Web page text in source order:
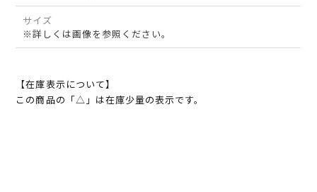
サイズ
※詳しくは画像を参照ください。
【在庫表示について】
この商品の「△」は在庫少量の表示です。